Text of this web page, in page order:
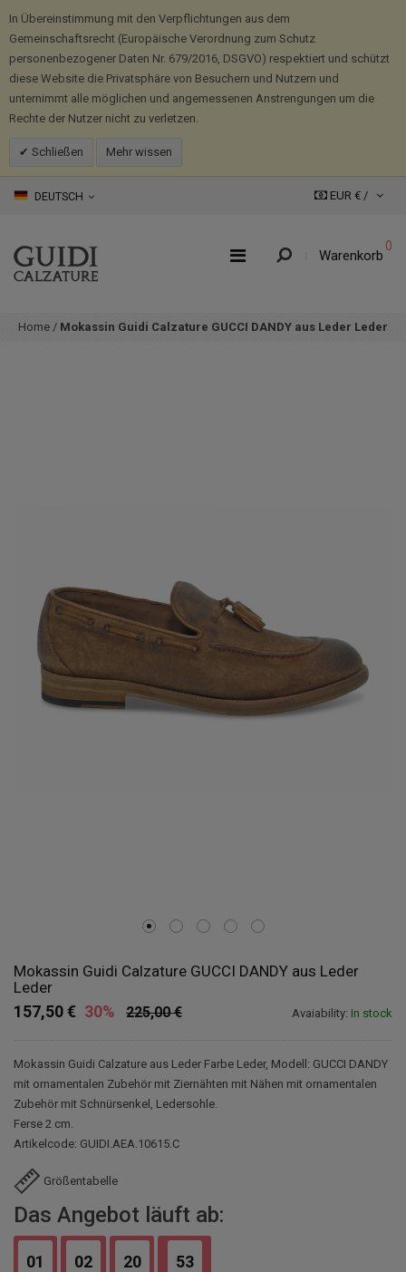
In Übereinstimmung mit den Verpflichtungen aus dem
Gemeinschaftsrecht (Europäische Verordnung zum Schutz
personenbezogener Daten Nr. 679/2016, DSGVO) respektiert und schützt
diese Website die Privatsphäre von Besuchern und Nutzern und
unternimmt alle möglichen und angemessenen Anstrengungen um die
Rechte der Nutzer nicht zu verletzen.
Schließen Mehr wissen
DEUTSCH EUR € /
Warenkorb
0
Home / Mokassin Guidi Calzature GUCCI DANDY aus Leder Leder
Mokassin Guidi Calzature GUCCI DANDY aus Leder
Leder
Avaiability: In stock
225,00 €
157,50 € 30%
Mokassin Guidi Calzature aus Leder Farbe Leder, Modell: GUCCI DANDY
mit ornamentalen Zubehör mit Ziernähten mit Nähen mit ornamentalen
Zubehör mit Schnürsenkel, Ledersohle.
Ferse 2 cm.
Artikelcode: GUIDI.AEA.10615.C
Größentabelle
Das Angebot läuft ab:
01 02 20 52